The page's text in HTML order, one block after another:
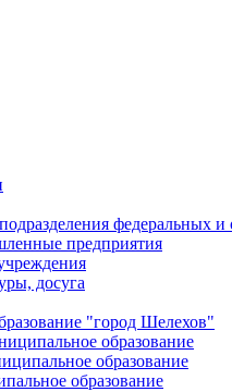
федеральных и
предприятия
досуга
"город Шелехов"
образование
образование
образование